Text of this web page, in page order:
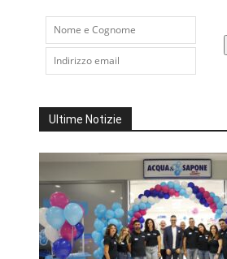
Ultime Notizie